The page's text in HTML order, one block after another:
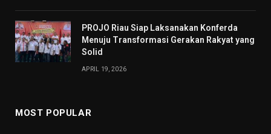
PROJO Riau Siap Laksanakan Konferda
Menuju Transformasi Gerakan Rakyat yang
Solid
APRIL 19, 2026
MOST POPULAR